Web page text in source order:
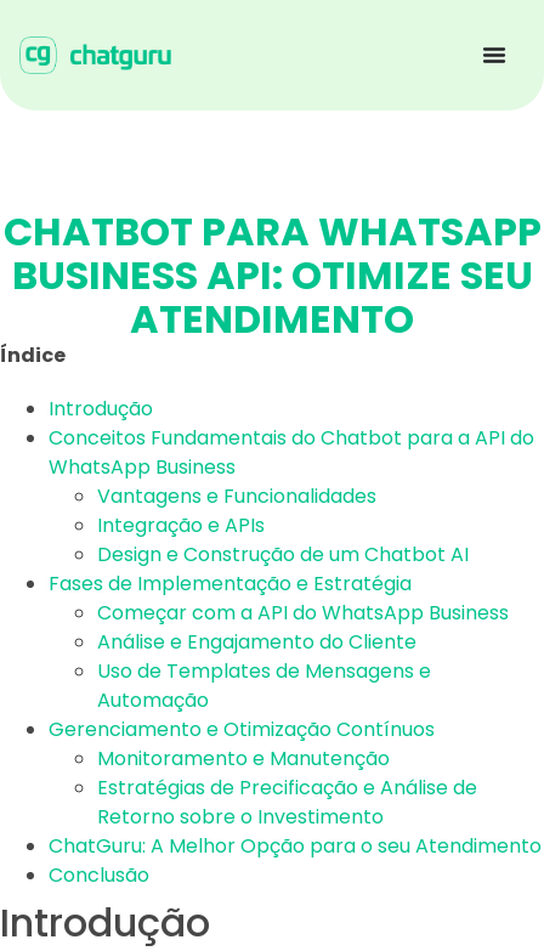
CHATBOT PARA WHATSAPP
BUSINESS API: OTIMIZE SEU
ATENDIMENTO
Índice
Introdução
Conceitos Fundamentais do Chatbot para a API do
WhatsApp Business
Vantagens e Funcionalidades
Integração e APIs
Design e Construção de um Chatbot AI
Fases de Implementação e Estratégia
Começar com a API do WhatsApp Business
Análise e Engajamento do Cliente
Uso de Templates de Mensagens e
Automação
Gerenciamento e Otimização Contínuos
Monitoramento e Manutenção
Estratégias de Precificação e Análise de
Retorno sobre o Investimento
ChatGuru: A Melhor Opção para o seu Atendimento
Conclusão
Introdução